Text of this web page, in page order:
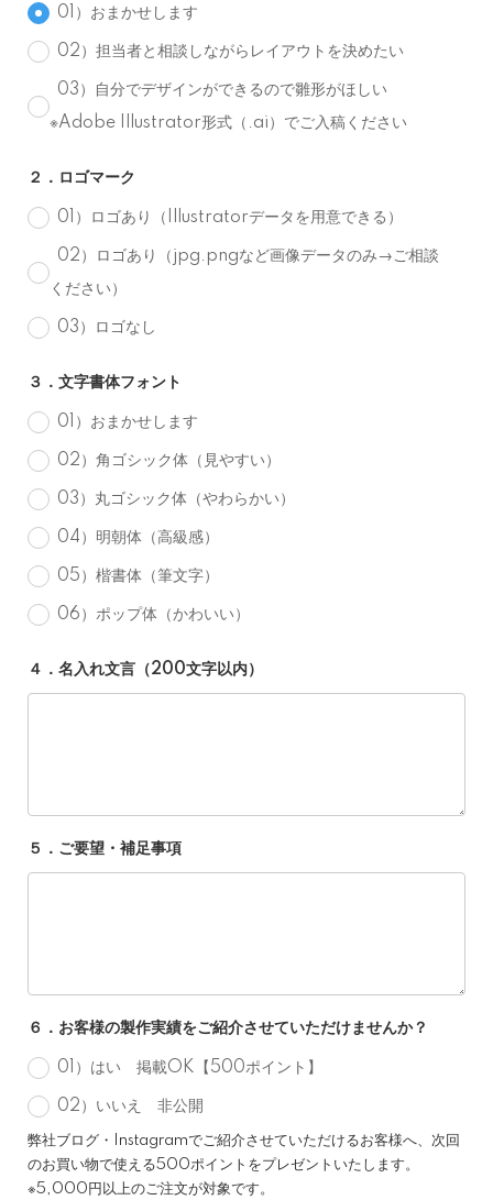
01）おまかせします
02）担当者と相談しながらレイアウトを決めたい
03）自分でデザインができるので雛形がほしい
※Adobe Illustrator形式（.ai）でご入稿ください
２．ロゴマーク
01）ロゴあり（Illustratorデータを用意できる）
02）ロゴあり（jpg.pngなど画像データのみ→ご相談
ください）
03）ロゴなし
３．文字書体フォント
01）おまかせします
02）角ゴシック体（見やすい）
03）丸ゴシック体（やわらかい）
04）明朝体（高級感）
05）楷書体（筆文字）
06）ポップ体（かわいい）
４．名入れ文言（200文字以内）
５．ご要望・補足事項
６．お客様の製作実績をご紹介させていただけませんか？
01）はい 掲載OK【500ポイント】
02）いいえ 非公開
弊社ブログ・Instagramでご紹介させていただけるお客様へ、次回
のお買い物で使える500ポイントをプレゼントいたします。
※5,000円以上のご注文が対象です。